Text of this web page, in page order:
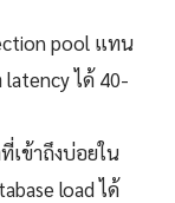
pool แทน
latency ได้ 40-
เข้าถึงบ่อยใน
load ได้